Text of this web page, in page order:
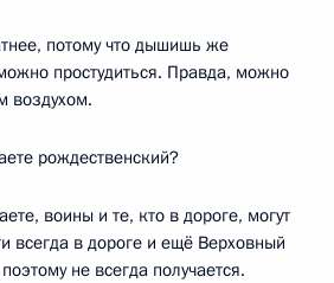
потому что дышишь же
простудиться. Правда, можно
воздухом.
рождественский?
воины и те, кто в дороге, могут
всегда в дороге и ещё Верховный
не всегда получается.